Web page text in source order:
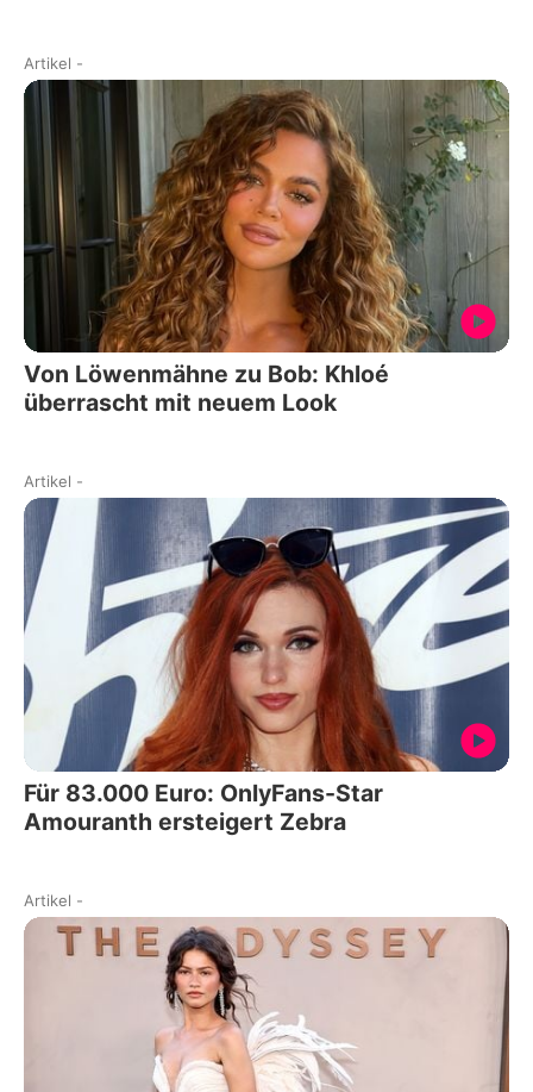
Artikel -
Von Löwenmähne zu Bob: Khloé
überrascht mit neuem Look
Artikel -
Für 83.000 Euro: OnlyFans-Star
Amouranth ersteigert Zebra
Artikel -